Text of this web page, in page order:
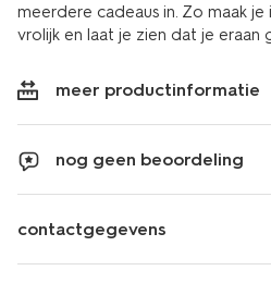
meerdere cadeaus in. Zo maak
vrolijk en laat je zien dat je eraan
meer productinformatie
nog geen beoordeling
contactgegevens